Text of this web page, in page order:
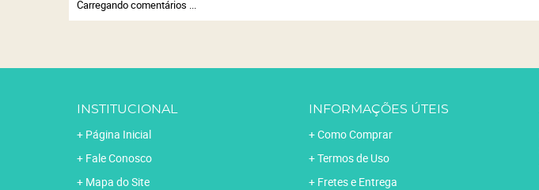
Carregando comentários ...
INSTITUCIONAL
Página Inicial
Fale Conosco
Mapa do Site
INFORMAÇÕES ÚTEIS
Como Comprar
Termos de Uso
Fretes e Entrega